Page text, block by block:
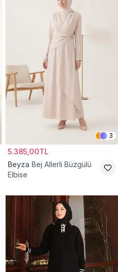
3
5.385,00TL
Beyza Bej Allerli Büzgülü
Elbise